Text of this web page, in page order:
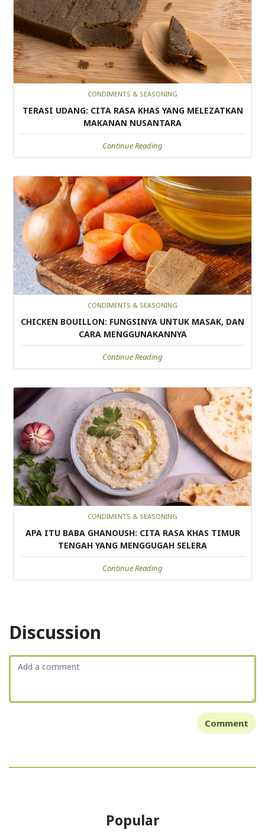
CONDIMENTS & SEASONING
TERASI UDANG: CITA RASA KHAS YANG MELEZATKAN
MAKANAN NUSANTARA
Continue Reading
CONDIMENTS & SEASONING
CHICKEN BOUILLON: FUNGSINYA UNTUK MASAK, DAN
CARA MENGGUNAKANNYA
Continue Reading
CONDIMENTS & SEASONING
APA ITU BABA GHANOUSH: CITA RASA KHAS TIMUR
TENGAH YANG MENGGUGAH SELERA
Continue Reading
Discussion
Comment
Popular